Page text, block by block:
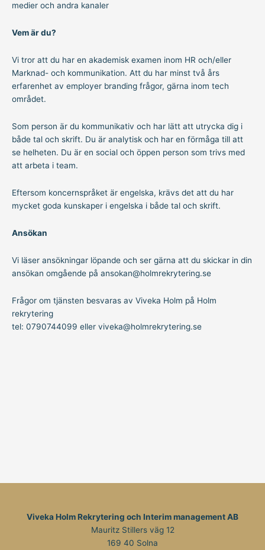
medier och andra kanaler
Vem är du?
Vi tror att du har en akademisk examen inom HR och/eller
Marknad- och kommunikation. Att du har minst två års
erfarenhet av employer branding frågor, gärna inom tech
området.
Som person är du kommunikativ och har lätt att utrycka dig i
både tal och skrift. Du är analytisk och har en förmåga till att
se helheten. Du är en social och öppen person som trivs med
att arbeta i team.
Eftersom koncernspråket är engelska, krävs det att du har
mycket goda kunskaper i engelska i både tal och skrift.
Ansökan
Vi läser ansökningar löpande och ser gärna att du skickar in din
ansökan omgående på ansokan@holmrekrytering.se
Frågor om tjänsten besvaras av Viveka Holm på Holm
rekrytering
tel: 0790744099 eller viveka@holmrekrytering.se
Viveka Holm Rekrytering och Interim management AB
Mauritz Stillers väg 12
169 40 Solna